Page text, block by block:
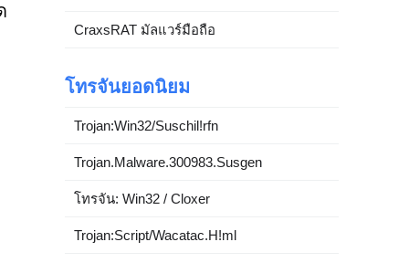
CraxsRAT มัลแวร์มือถือ
โทรจันยอดนิยม
Trojan:Win32/Suschil!rfn
Trojan.Malware.300983.Susgen
โทรจัน: Win32 / Cloxer
Trojan:Script/Wacatac.H!ml